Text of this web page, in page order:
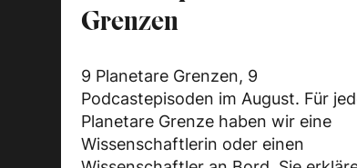
Grenzen
9 Planetare Grenzen, 9
Podcastepisoden im August. Für
Planetare Grenze haben wir eine
Wissenschaftlerin oder einen